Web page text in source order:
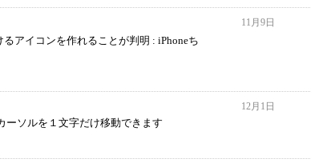
11月9日
アイコンを作れることが判明 : iPhoneち
12月1日
ーソルを１文字だけ移動できます